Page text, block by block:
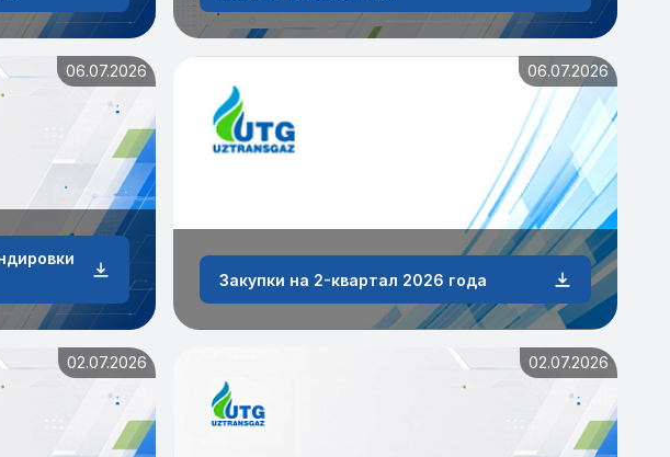
06.07.2026 06.07.2026
Закупки на 2-квартал 2026 года
02.07.2026 02.07.2026